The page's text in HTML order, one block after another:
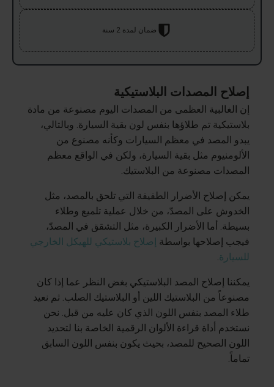
ضمان لمدة 2 سنة
إصلاح المصدات البلاستيكية
إن الغالبية العظمى من المصدات اليوم مصنوعة من مادة
بلاستيكية تم طلاؤها بنفس لون بقية السيارة. وبالتالي،
يبدو المصد في معظم السيارات وكأنه مصنوع من
الألومنيوم مثل بقية السيارة، ولكن في الواقع معظم
المصدات مصنوعة من البلاستيك.
يمكن إصلاح الأضرار الطفيفة التي تلحق بالمصد، مثل
الخدوش على المصدّ، من خلال عملية تلميع وطلاء
بسيطة. أما الأضرار الكبيرة، مثل التشقق في المصدّ،
فيجب إصلاحها بواسطة إصلاح بلاستيكي للهيكل الخارجي
للسيارة.
يمكننا إصلاح المصد البلاستيكي بغض النظر عما إذا كان
مصنوعاً من البلاستيك اللين أو البلاستيك الصلب. ثم نعيد
طلاء المصد بنفس اللون الذي كان عليه من قبل. نحن
نستخدم أداة قراءة الألوان الرقمية الخاصة بنا لتحديد
اللون الصحيح للمصد، بحيث يكون بنفس اللون السابق
تماماً.